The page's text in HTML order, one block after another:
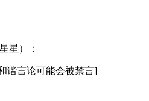
星）：
谐言论可能会被禁言]